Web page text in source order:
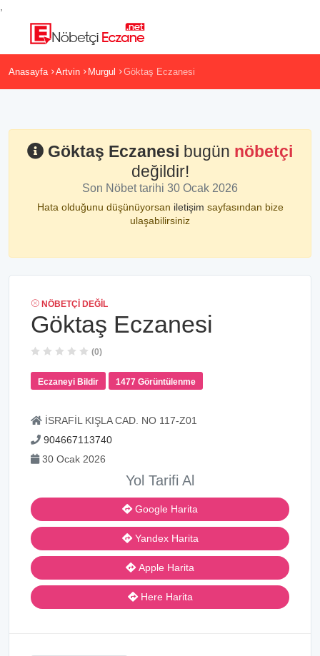
Anasayfa Artvin Murgul Göktaş Eczanesi
Göktaş Eczanesi bugün nöbetçi
değildir!
Son Nöbet tarihi 30 Ocak 2026
Hata olduğunu düşünüyorsan iletişim sayfasından bize
ulaşabilirsiniz
NÖBETÇI DEĞIL
Göktaş Eczanesi
(0)
Eczaneyi Bildir 1477 Görüntülenme
İSRAFİL KIŞLA CAD. NO 117-Z01
904667113740
30 Ocak 2026
Yol Tarifi Al
Google Harita
Yandex Harita
Apple Harita
Here Harita